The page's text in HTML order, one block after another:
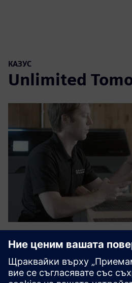
КАЗУС
Unlimited
CASE STUDY
NX helps
development of